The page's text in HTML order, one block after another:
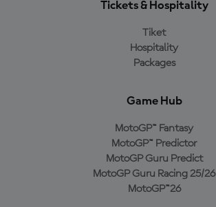
Tickets & Hospitality
Tiket
Hospitality
Packages
Game Hub
MotoGP™ Fantasy
MotoGP™ Predictor
MotoGP Guru Predict
MotoGP Guru Racing 25/26
MotoGP™26